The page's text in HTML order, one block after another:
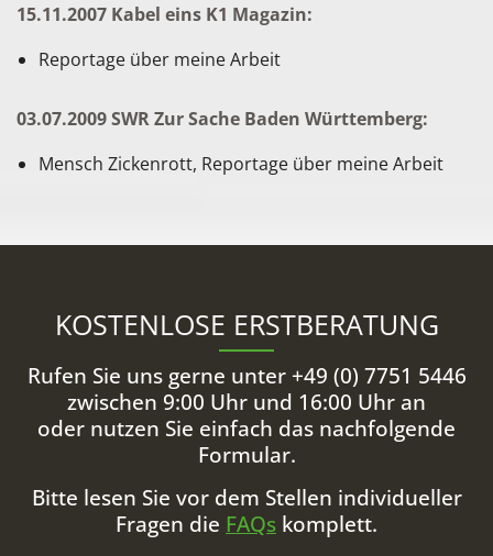
15.11.2007 Kabel eins K1 Magazin:
Reportage über meine Arbeit
03.07.2009 SWR Zur Sache Baden Württemberg:
Mensch Zickenrott, Reportage über meine Arbeit
KOSTENLOSE ERSTBERATUNG
Rufen Sie uns gerne unter +49 (0) 7751 5446
zwischen 9:00 Uhr und 16:00 Uhr an
oder nutzen Sie einfach das nachfolgende
Formular.
Bitte lesen Sie vor dem Stellen individueller
Fragen die FAQs komplett.